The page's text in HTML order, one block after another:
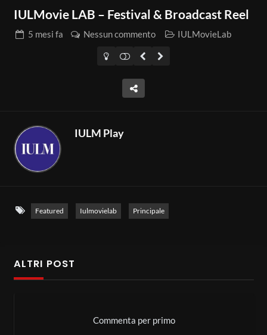
00:00:39
IULMovie Lab — Terza Missione Reel
LUCE – Ep. 1 – Cinematographers
IULMovie LAB – Festival & Broadcast Reel
5 mesi fa Nessun commento IULMovieLab
IULM Play
Featured Iulmovielab Principale
ALTRI POST
Commenta per primo